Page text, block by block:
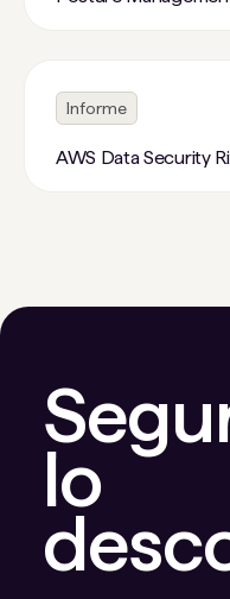
Informe
AWS Data Security
lo